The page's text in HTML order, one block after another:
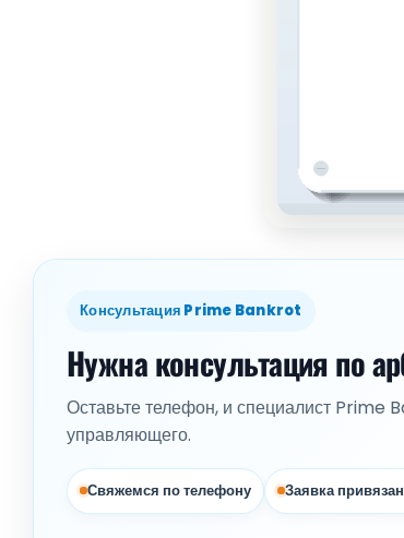
Консультация Prime Bankrot
Нужна консультация по
Оставьте телефон, и специалист Prime
управляющего.
Свяжемся по телефону Заявка